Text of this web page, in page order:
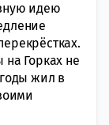
идею
на Горках не
жил в